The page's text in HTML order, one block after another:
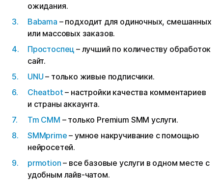
ожидания.
Babama – подходит для одиночных, смешанных
или массовых заказов.
Простоспец – лучший по количеству обработок
сайт.
UNU – только живые подписчики.
Cheatbot– настройки качества комментариев
и страны аккаунта.
Tm СММ – только Premium SMM услуги.
SMMprime – умное накручивание с помощью
нейросетей.
prmotion – все базовые услуги в одном месте с
удобным лайв-чатом.